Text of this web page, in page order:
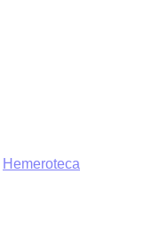
Hemeroteca